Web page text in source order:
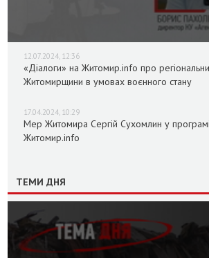
12.07.2024, 12:36
«Діалоги» на Житомир.info про
Житомирщини в умовах воєнного стану
17.04.2024, 10:29
Мер Житомира Сергій Сухомлин у
Житомир.info
ТЕМИ ДНЯ